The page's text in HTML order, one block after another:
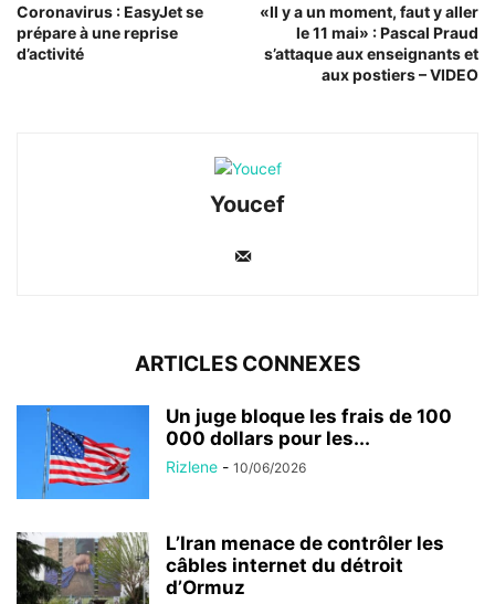
Coronavirus : EasyJet se
prépare à une reprise
d’activité
«Il y a un moment, faut y aller
le 11 mai» : Pascal Praud
s’attaque aux enseignants et
aux postiers – VIDEO
Youcef
ARTICLES CONNEXES
Un juge bloque les frais de 100
000 dollars pour les...
Rizlene - 10/06/2026
L’Iran menace de contrôler les
câbles internet du détroit
d’Ormuz